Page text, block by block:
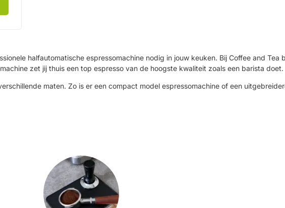
halfautomatische espressomachine nodig in jouw keuken. Bij Coffee and Tea
zet jij thuis een top espresso van de hoogste kwaliteit zoals een barista doet.
maten. Zo is er een compact model espressomachine of een